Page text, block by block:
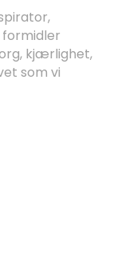
kjærlighet,
som vi